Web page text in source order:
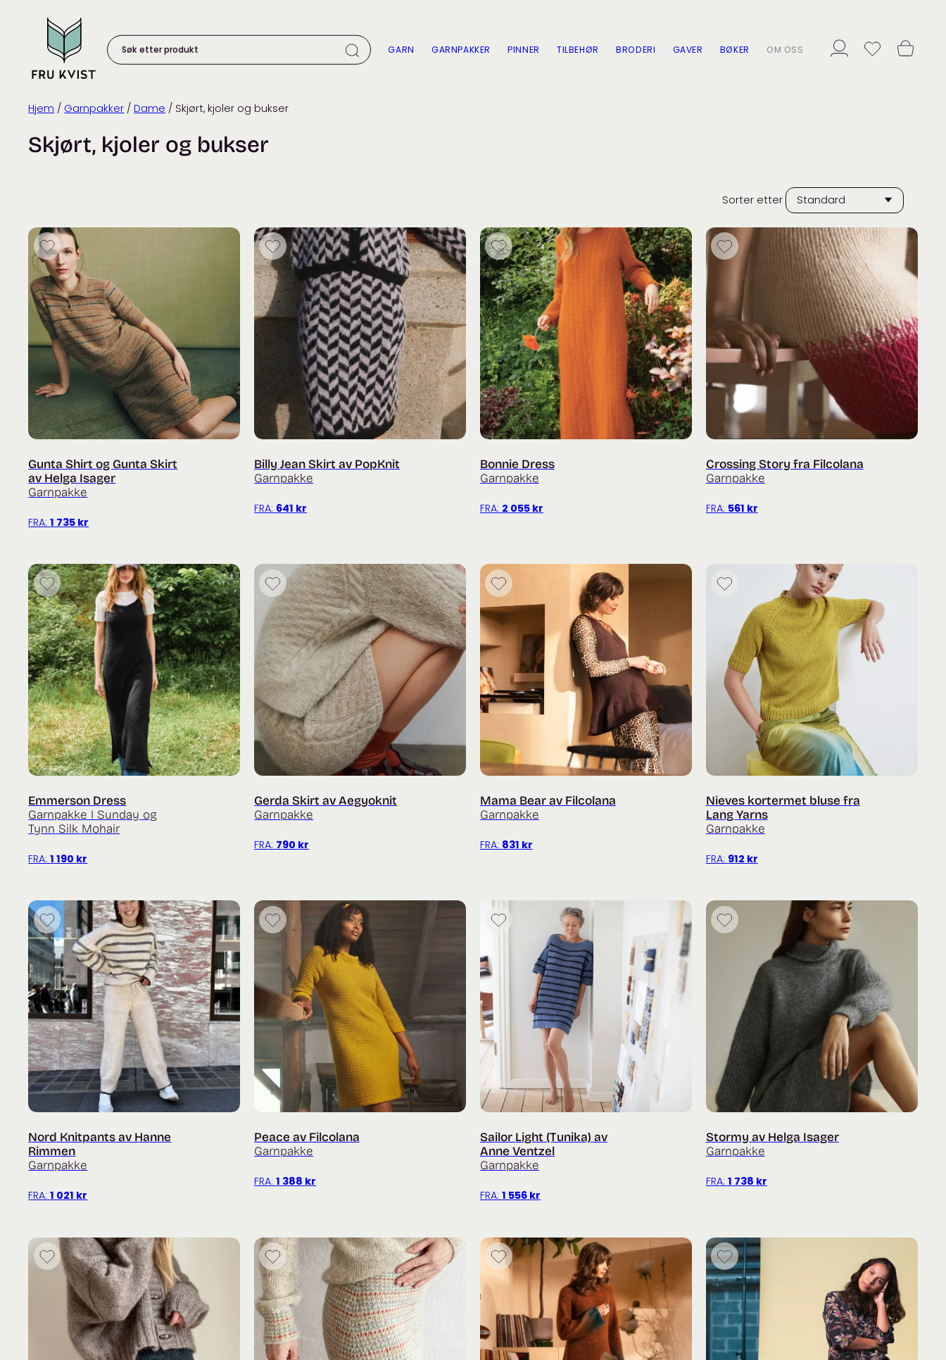
content
etter
produkt:
GARN GARNPAKKER PINNER TILBEHØR BRODERI GAVER BØKER OM OSS
Hjem / Garnpakker / Dame / Skjørt, kjoler og bukser
Skjørt, kjoler og bukser
Sorter etter
Gunta Shirt og Gunta Skirt
av Helga Isager
Garnpakke
FRA:1 735 kr
Billy Jean Skirt av PopKnit
Garnpakke
FRA: 641 kr
Bonnie Dress
Garnpakke
FRA: 2 055 kr
Crossing Story fra Filcolana
Garnpakke
FRA: 561 kr
Emmerson Dress
Garnpakke I Sunday og
Tynn Silk Mohair
FRA:1 190 kr
Gerda Skirt av Aegyoknit
Garnpakke
FRA: 790 kr
Mama Bear av Filcolana
Garnpakke
FRA: 831 kr
Nieves kortermet bluse fra
Lang Yarns
Garnpakke
FRA: 912 kr
Nord Knitpants av Hanne
Rimmen
Garnpakke
FRA:1 021 kr
Peace av Filcolana
Garnpakke
FRA:1 388 kr
Sailor Light (Tunika) av
Anne Ventzel
Garnpakke
FRA: 1 556 kr
Stormy av Helga Isager
Garnpakke
FRA: 1 738 kr